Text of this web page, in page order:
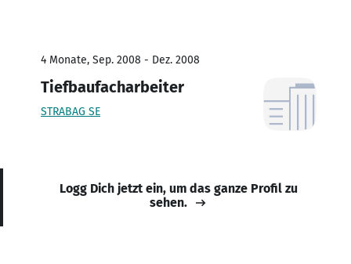
4 Monate, Sep. 2008 - Dez. 2008
Tiefbaufacharbeiter
STRABAG SE
Logg Dich jetzt ein, um das ganze Profil zu
sehen.